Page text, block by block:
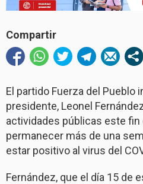
Compartir
El partido Fuerza del Pueblo
presidente, Leonel
actividades públicas este fin
permanecer más de una
estar positivo al virus del
Fernández, que el día 15 de